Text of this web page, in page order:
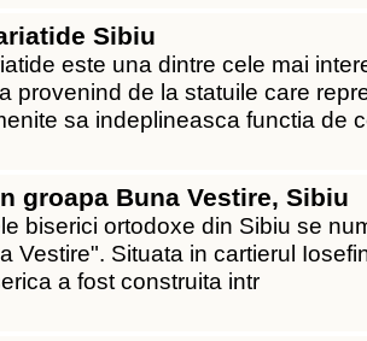
Sibiu
este una dintre cele mai
provenind de la statuile care
sa indeplineasca functia de
groapa Buna Vestire, Sibiu
biserici ortodoxe din Sibiu se
Vestire". Situata in cartierul
a fost construita intr